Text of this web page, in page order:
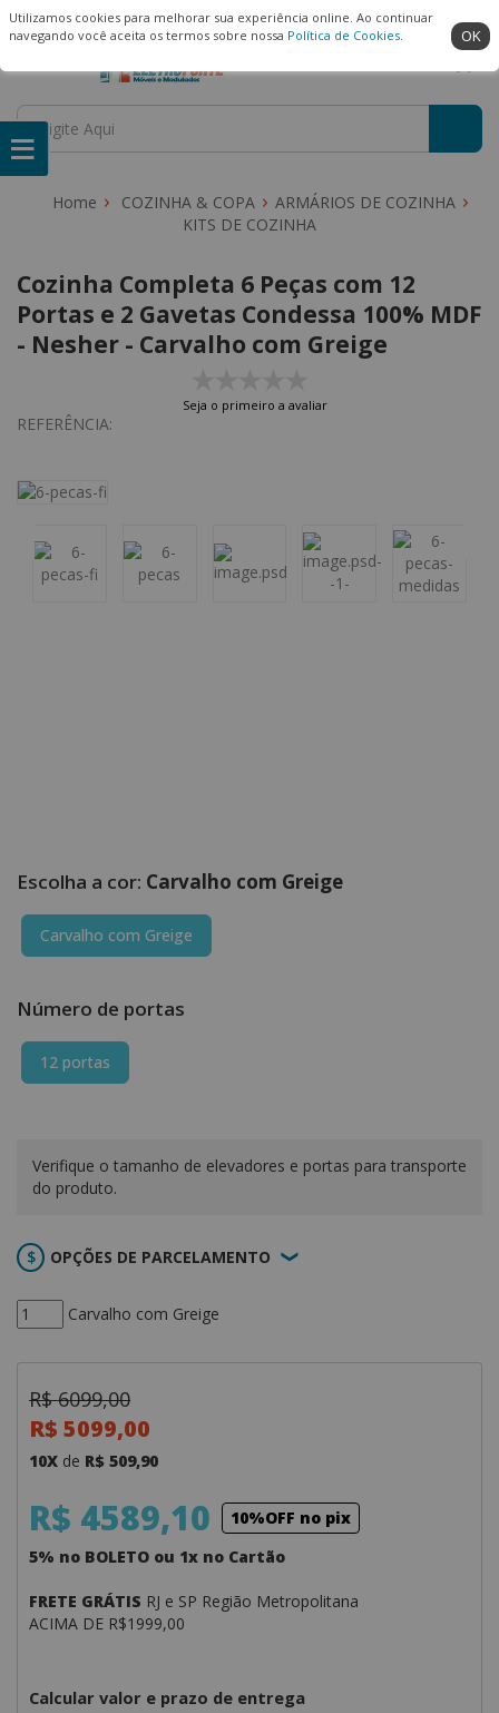
Utilizamos cookies para melhorar sua experiência online. Ao continuar
navegando você aceita os termos sobre nossa Política de Cookies. OK
(22) 99909-3407 Ambiente Seguro
COZINHA & COPA
ARMÁRIOS DE COZINHA
KITS DE COZINHA
Cozinha Completa 6 Peças com 12
Portas e 2 Gavetas Condessa 100% MDF
- Nesher - Carvalho com Greige
Seja o primeiro a avaliar
REFERÊNCIA:
Carvalho com Greige
Carvalho com Greige
Número de portas
12 portas
Carvalho com Greige
Verifique o tamanho de elevadores e portas para transporte
do produto.
OPÇÕES DE PARCELAMENTO
R$ 6099,00
R$ 5099,00
10X de R$ 509,90
R$ 4589,10
10%OFF no pix
5% no BOLETO ou 1x no Cartão
FRETE GRÁTIS RJ e SP Região Metropolitana
ACIMA DE R$1999,00
Calcular valor e prazo de entrega